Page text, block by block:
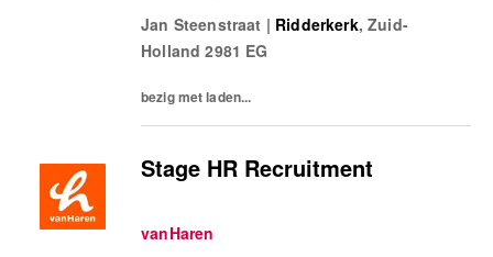
please! Dan zoeken wij jou.Bij...
Jan Steenstraat | Ridderkerk,Zuid-
Holland 2981 EG
bezig met laden...
Stage HR Recruitment
vanHaren